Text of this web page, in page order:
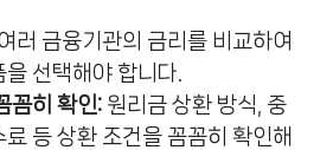
러 금융기관의 금리를 비교하여
선택해야 합니다.
꼼히 확인: 원리금 상환 방식, 중
료 등 상환 조건을 꼼꼼히 확인해